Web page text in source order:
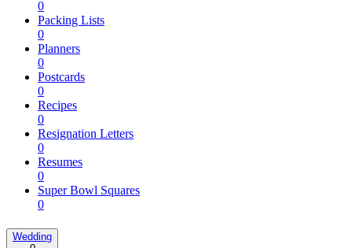
0
Packing Lists
0
Planners
0
Postcards
0
Recipes
0
Resignation Letters
0
Resumes
0
Super Bowl Squares
0
Wedding